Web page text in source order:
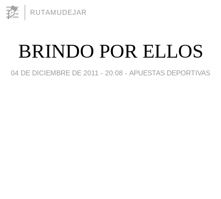
RUTAMUDEJAR
BRINDO POR ELLOS
04 DE DICIEMBRE DE 2011 - 20:08 - APUESTAS DEPORTIVAS